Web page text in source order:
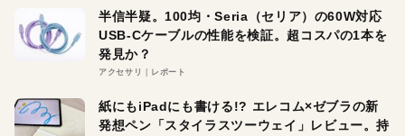
半信半疑。100均・Seria（セリア）の60W対応
USB-Cケーブルの性能を検証。超コスパの1本を
発見か？
アクセサリ レポート
紙にもiPadにも書ける!? エレコム×ゼブラの新
発想ペン「スタイラスツーウェイ」レビュー。持